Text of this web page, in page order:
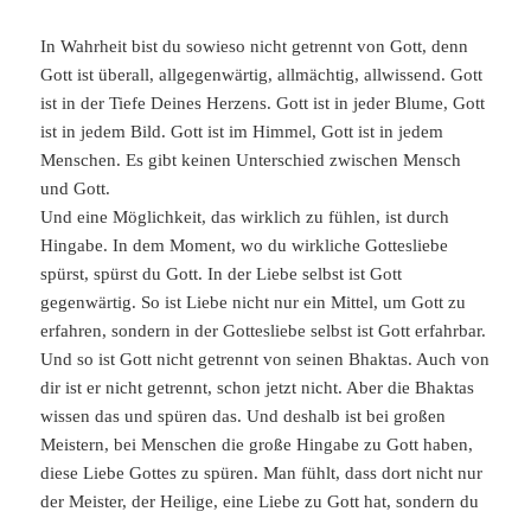
In Wahrheit bist du sowieso nicht getrennt von Gott, denn
Gott ist überall, allgegenwärtig, allmächtig, allwissend. Gott
ist in der Tiefe Deines Herzens. Gott ist in jeder Blume, Gott
ist in jedem Bild. Gott ist im Himmel, Gott ist in jedem
Menschen. Es gibt keinen Unterschied zwischen Mensch
und Gott.
Und eine Möglichkeit, das wirklich zu fühlen, ist durch
Hingabe. In dem Moment, wo du wirkliche Gottesliebe
spürst, spürst du Gott. In der Liebe selbst ist Gott
gegenwärtig. So ist Liebe nicht nur ein Mittel, um Gott zu
erfahren, sondern in der Gottesliebe selbst ist Gott erfahrbar.
Und so ist Gott nicht getrennt von seinen Bhaktas. Auch von
dir ist er nicht getrennt, schon jetzt nicht. Aber die Bhaktas
wissen das und spüren das. Und deshalb ist bei großen
Meistern, bei Menschen die große Hingabe zu Gott haben,
diese Liebe Gottes zu spüren. Man fühlt, dass dort nicht nur
der Meister, der Heilige, eine Liebe zu Gott hat, sondern du